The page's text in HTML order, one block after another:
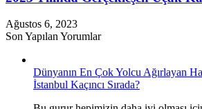
Ağustos 6, 2023
Son Yapılan Yorumlar
Dünyanın En Çok Yolcu Ağırlayan
İstanbul Kaçıncı Sırada?